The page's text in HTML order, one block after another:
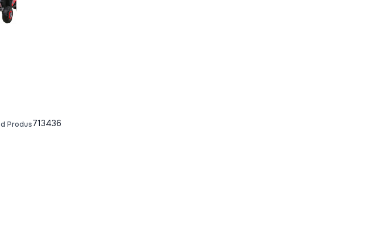
Produs713436